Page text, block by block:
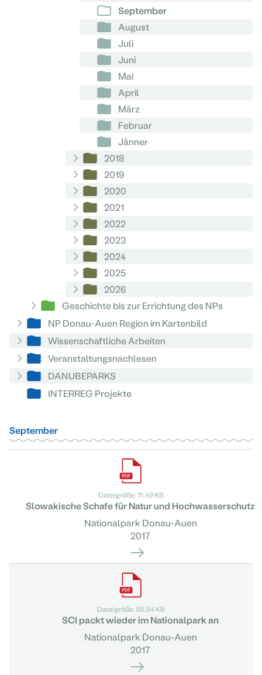
September
August
Juli
Juni
Mai
April
März
Februar
Jänner
2018
2019
2020
2021
2022
2023
2024
2025
2026
Geschichte bis zur Errichtung des NPs
NP Donau-Auen Region im Kartenbild
Wissenschaftliche Arbeiten
Veranstaltungsnachlesen
DANUBEPARKS
INTERREG Projekte
September
Dateigröße: 71.49 KB
Slowakische Schafe für Natur und Hochwasserschutz
Nationalpark Donau-Auen
2017
Dateigröße: 55.54 KB
SCI packt wieder im Nationalpark an
Nationalpark Donau-Auen
2017